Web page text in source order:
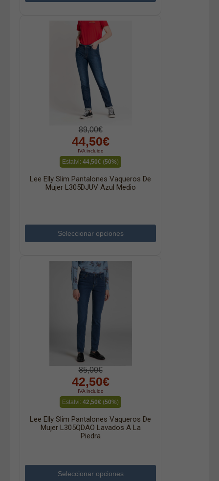
89,00€
44,50€
IVA incluido
Estalvi: 44,50€ (50%)
Lee Elly Slim Pantalones Vaqueros De
Mujer L305DJUV Azul Medio
Seleccionar opciones
85,00€
42,50€
IVA incluido
Estalvi: 42,50€ (50%)
Lee Elly Slim Pantalones Vaqueros De
Mujer L305QDAO Lavados A La
Piedra
Seleccionar opciones